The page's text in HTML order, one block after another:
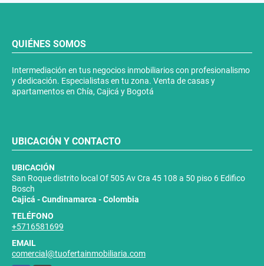
QUIÉNES SOMOS
Intermediación en tus negocios inmobiliarios con profesionalismo
y dedicación. Especialistas en tu zona. Venta de casas y
apartamentos en Chía, Cajicá y Bogotá
UBICACIÓN Y CONTACTO
UBICACIÓN
San Roque distrito local Of 505 Av Cra 45 108 a 50 piso 6 Edifico
Bosch
Cajicá - Cundinamarca - Colombia
TELÉFONO
+5716581699
EMAIL
comercial@tuofertainmobiliaria.com